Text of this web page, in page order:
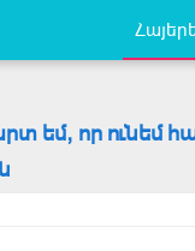
եմ, որ ունեմ